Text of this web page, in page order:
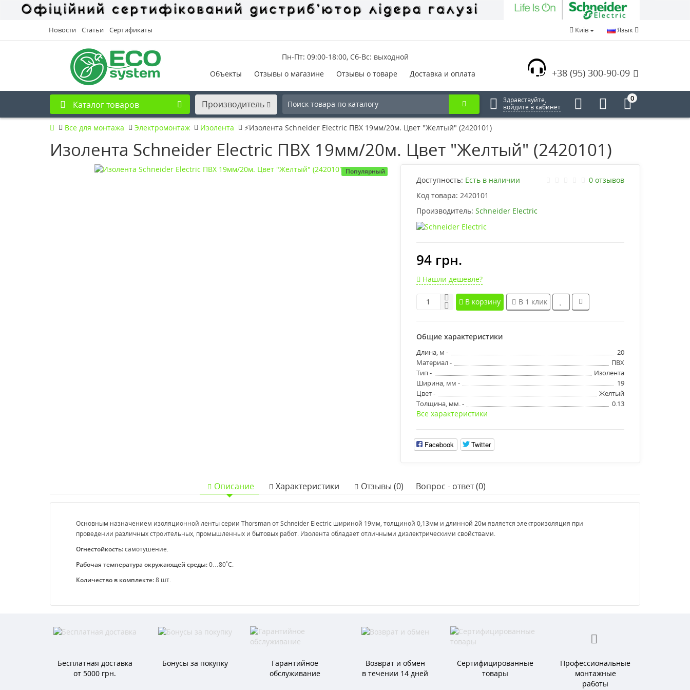
Новости Статьи Сертификаты Язык
Київ
+38 (95) 300-90-09
Пн-Пт: 09:00-18:00, Сб-Вс: выходной
Объекты
Отзывы о магазине Отзывы о товаре Доставка и оплата
Каталог товаров Производитель
Здравствуйте,
войдите в кабинет
0
Все для монтажа Электромонтаж Изолента ⚡Изолента Schneider Electric ПВХ 19мм/20м. Цвет "Желтый" (2420101)
Изолента Schneider Electric ПВХ 19мм/20м. Цвет "Желтый" (2420101)
Популярный
Доступность: Есть в наличии
0 отзывов
Код товара: 2420101
Производитель: Schneider Electric
94 грн.
Нашли дешевле?
В корзину В 1 клик
Общие характеристики
Длина, м -
20
Материал -
ПВХ
Тип -
Изолента
Ширина, мм -
19
Цвет -
Желтый
Толщина, мм. -
0.13
Все характеристики
Facebook Twitter
Описание Характеристики Отзывы (0) Вопрос - ответ (0)
Основным назначением изоляционной ленты серии Thorsmanот Schneider Electric шириной 19мм, толщиной 0,13мм и длинной 20м является электроизоляция при
проведении различных строительных, промышленных и бытовых работ. Изолента обладает отличными диэлектрическими свойствами.
Огнестойкость:самотушение.
Рабочая температура окружающей среды:0…80˚С.
Количество в комплекте:8 шт.
Бесплатная доставка
от 5000 грн.
Бонусы за покупку
Гарантийное
обслуживание
Возврат и обмен
в течении 14 дней
Сертифицированные
товары
Профессиональные
монтажные
работы